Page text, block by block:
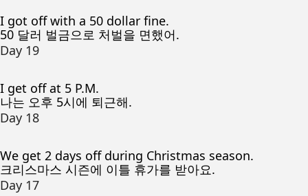
I got off with a 50 dollar fine.
50 달러 벌금으로 처벌을 면했어.
Day 19
I get off at 5 P.M.
나는 오후 5시에 퇴근해.
Day 18
We get 2 days off during Christmas season.
크리스마스 시즌에 이틀 휴가를 받아요.
Day 17